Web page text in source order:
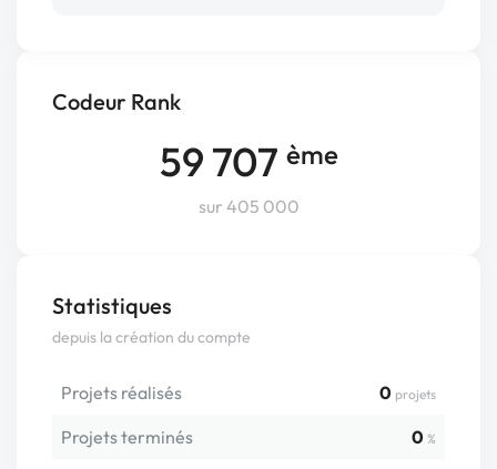
Codeur Rank
59 707 ème
sur 405 000
Statistiques
depuis la création du compte
Projets réalisés 0 projets
Projets terminés 0 %